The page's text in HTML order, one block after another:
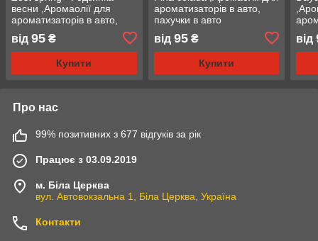
весни ,Аромаолії для
ароматизаторів в авто,
від 95 ₴
Купити
ароматизаторів в авто,
пахучки в авто
від 95₴
Купити
від
Про нас
99% позитивних з 677 відгуків за рік
Працює з 03.09.2019
м. Біла Церква
вул. Автовокзальна 1, Біла Церква, Україна
Контакти